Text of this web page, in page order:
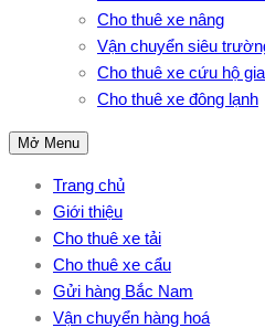
Cho thuê xe nâng
Vận chuyển siêu
Cho thuê xe cứu hộ
Cho thuê xe đông lạnh
Mở Menu
Trang chủ
Giới thiệu
Cho thuê xe tải
Cho thuê xe cẩu
Gửi hàng Bắc Nam
Vận chuyển hàng hoá